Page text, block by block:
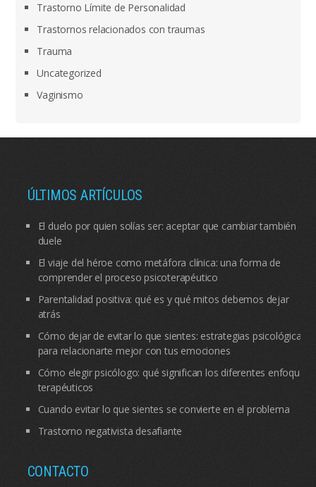
Trastorno Límite de Personalidad
Trastornos relacionados con traumas
Trauma
Uncategorized
Vaginismo
ÚLTIMOS ARTÍCULOS
El duelo por quien solías ser: aceptar que cambiar también
duele
El viaje del héroe como metáfora clínica: una forma de
comprender el proceso psicoterapéutico
Parentalidad positiva: qué es y qué mitos debemos dejar
atrás
Cómo dejar de evitar lo que sientes: estrategias psicológicas
para relacionarte mejor con tus emociones
Cómo elegir psicólogo: qué significan los diferentes enfoques
terapéuticos
Cuando evitar lo que sientes se convierte en el problema
Trastorno negativista desafiante
CONTACTO